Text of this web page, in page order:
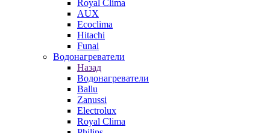
Royal Clima
AUX
Ecoclima
Hitachi
Funai
Водонагреватели
Назад
Водонагреватели
Ballu
Zanussi
Electrolux
Royal Clima